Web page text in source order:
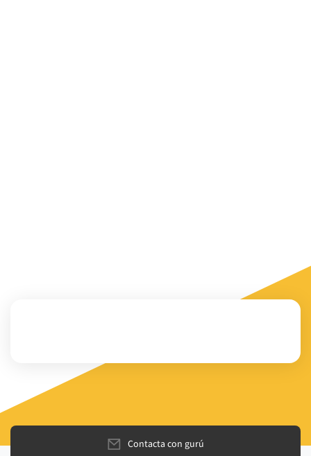
Contacta con gurú